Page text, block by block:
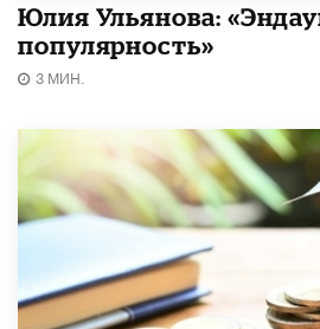
Юлия Ульянова:
популярность»
3 МИН.